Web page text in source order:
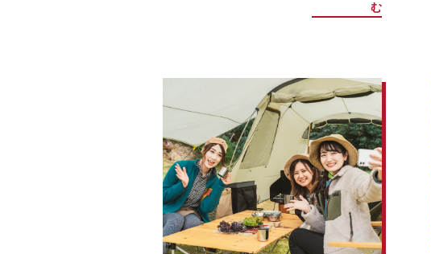
む